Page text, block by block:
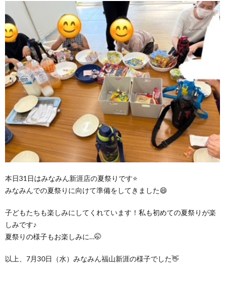
本日31日はみなみん新涯店の夏祭りです⭐
みなみんでの夏祭りに向けて準備をしてきました😄
子どもたちも楽しみにしてくれています！私も初めての夏祭りが楽
しみです♪
夏祭りの様子もお楽しみに…🤭
以上、7月30日（水）みなみん福山新涯の様子でした👋